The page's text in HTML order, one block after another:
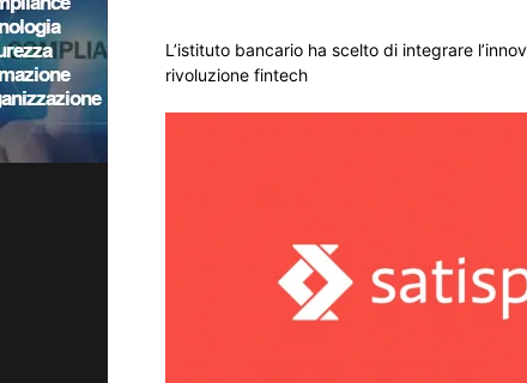
L’istituto bancario ha scelto di integrare
rivoluzione fintech